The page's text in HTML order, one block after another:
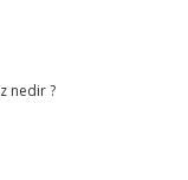
nedir ?